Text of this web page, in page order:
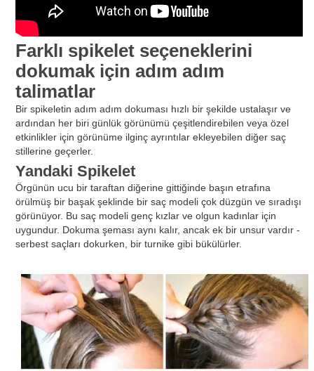
Farklı spikelet seçeneklerini
dokumak için adım adım
talimatlar
Bir spikeletin adım adım dokuması hızlı bir şekilde ustalaşır ve
ardından her biri günlük görünümü çeşitlendirebilen veya özel
etkinlikler için görünüme ilginç ayrıntılar ekleyebilen diğer saç
stillerine geçerler.
Yandaki Spikelet
Örgünün ucu bir taraftan diğerine gittiğinde başın etrafına
örülmüş bir başak şeklinde bir saç modeli çok düzgün ve sıradışı
görünüyor. Bu saç modeli genç kızlar ve olgun kadınlar için
uygundur. Dokuma şeması aynı kalır, ancak ek bir unsur vardır -
serbest saçları dokurken, bir turnike gibi bükülürler.